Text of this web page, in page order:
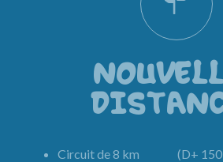
Circuit de 8 km (D+